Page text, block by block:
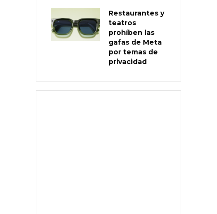
Restaurantes y
teatros
prohíben las
gafas de Meta
por temas de
privacidad